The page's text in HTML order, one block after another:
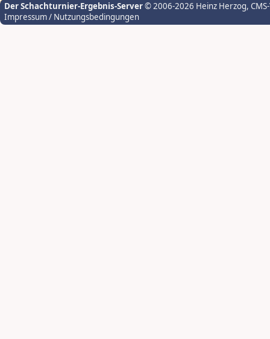
Der Schachturnier-Ergebnis-Server© 2006-2026 Heinz Herzog,
Impressum / Nutzungsbedingungen